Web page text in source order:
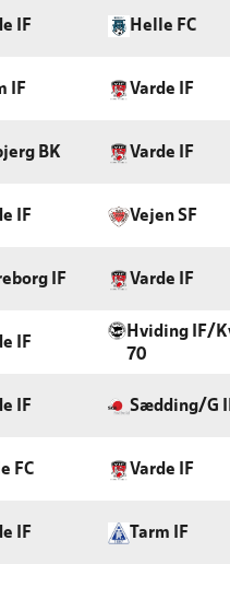
IF Helle FC
IF Varde IF
BK Varde IF
IF Vejen SF
IF Varde IF
IF
Hviding IF/
70
IF Sædding/G
FC Varde IF
IF Tarm IF